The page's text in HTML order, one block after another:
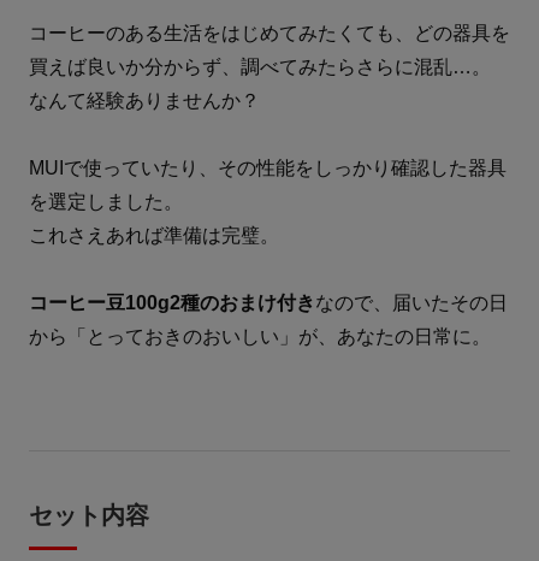
コーヒーのある生活をはじめてみたくても、どの器具を
買えば良いか分からず、調べてみたらさらに混乱…。
なんて経験ありませんか？
MUIで使っていたり、その性能をしっかり確認した器具
を選定しました。
これさえあれば準備は完璧。
コーヒー豆100g2種のおまけ付き なので、届いたその日
から「とっておきのおいしい」が、あなたの日常に。
セット内容